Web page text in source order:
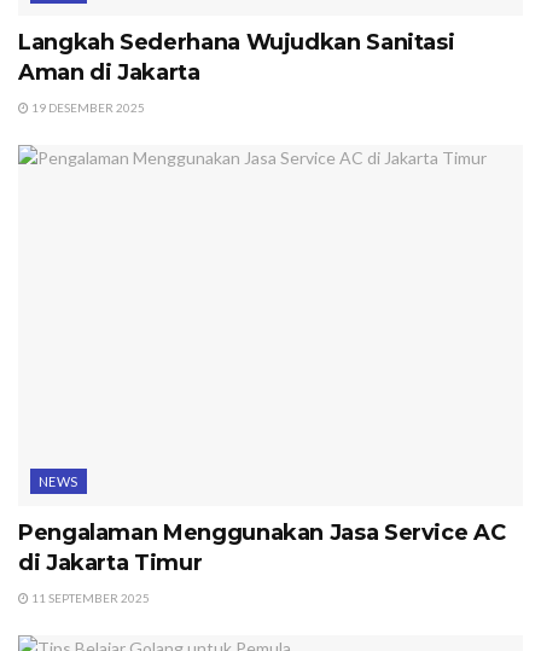
Langkah Sederhana Wujudkan Sanitasi
Aman di Jakarta
19 DESEMBER 2025
NEWS
Pengalaman Menggunakan Jasa Service AC
di Jakarta Timur
11 SEPTEMBER 2025